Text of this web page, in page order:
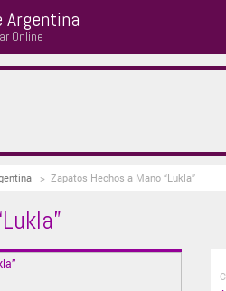
Argentina
Online
> Zapatos Hechos a Mano “Lukla”